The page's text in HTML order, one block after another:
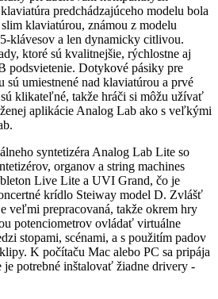
predchádzajúceho modelu bola
klaviatúrou, známou z modelu
klávesov a len dynamicky citlivou.
ktoré sú kvalitnejšie, rýchlostne aj
podsvietenie. Dotykové pásiky pre
sú umiestnené nad klaviatúrou a prvé
klikateľné, takže hráči si môžu užívať
aplikácie Analog Lab ako s veľkými
syntetizéra Analog Lab Lite so
organov a string machines
Live Lite a UVI Grand, čo je
krídlo Steiway model D. Zvlášť
veľmi prepracovaná, takže okrem hry
potenciometrov ovládať virtuálne
stopami, scénami, a s použitím padov
K počítaču Mac alebo PC sa pripája
potrebné inštalovať žiadne drivery -